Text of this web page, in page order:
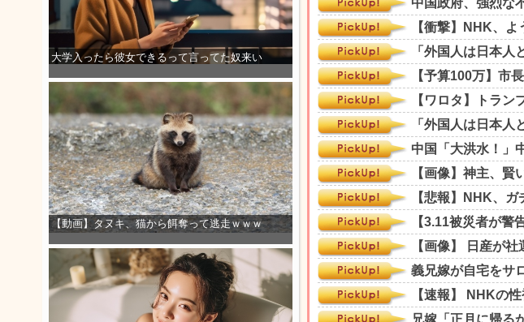
大学入ったら彼女できるって言ってた奴来い
【動画】タヌキ、猫から餌奪って逃走ｗｗｗ